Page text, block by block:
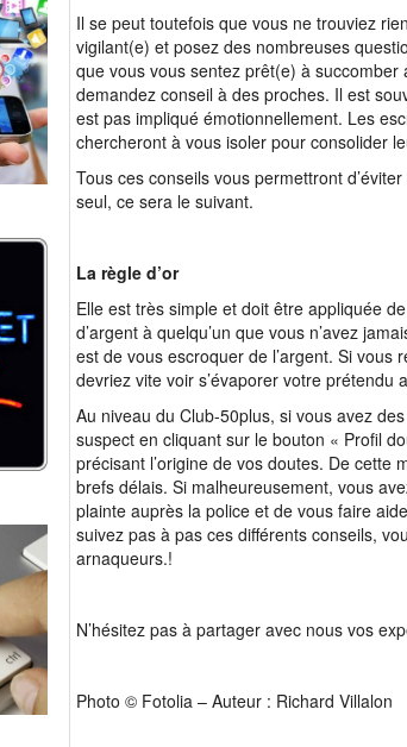
Il se peut toutefois que vous ne trouviez
vigilant(e) et posez des nombreuses
que vous vous sentez prêt(e) à
demandez conseil à des proches. Il est
est pas impliqué émotionnellement. Les
chercheront à vous isoler pour consolider
Tous ces conseils vous permettront
seul, ce sera le suivant.
La règle d’or
Elle est très simple et doit être appliquée
d’argent à quelqu’un que vous n’avez
est de vous escroquer de l’argent. Si
devriez vite voir s’évaporer votre prétendu
Au niveau du Club-50plus, si vous avez
suspect en cliquant sur le bouton « Profil
précisant l’origine de vos doutes. De cette
brefs délais. Si malheureusement, vous
plainte auprès la police et de vous faire
suivez pas à pas ces différents conseils,
arnaqueurs.!
N’hésitez pas à partager avec nous vos
Photo © Fotolia – Auteur : Richard Villalon